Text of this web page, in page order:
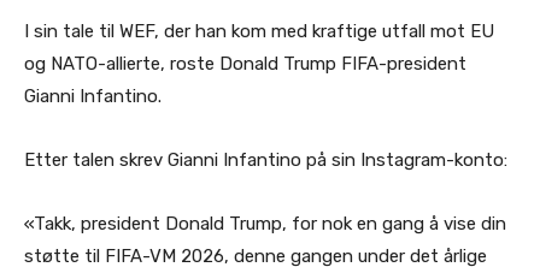
I sin tale til WEF, der han kom med kraftige utfall mot EU
og NATO-allierte, roste Donald Trump FIFA-president
Gianni Infantino.
Etter talen skrev Gianni Infantino på sin Instagram-konto:
«Takk, president Donald Trump, for nok en gang å vise din
støtte til FIFA-VM 2026, denne gangen under det årlige